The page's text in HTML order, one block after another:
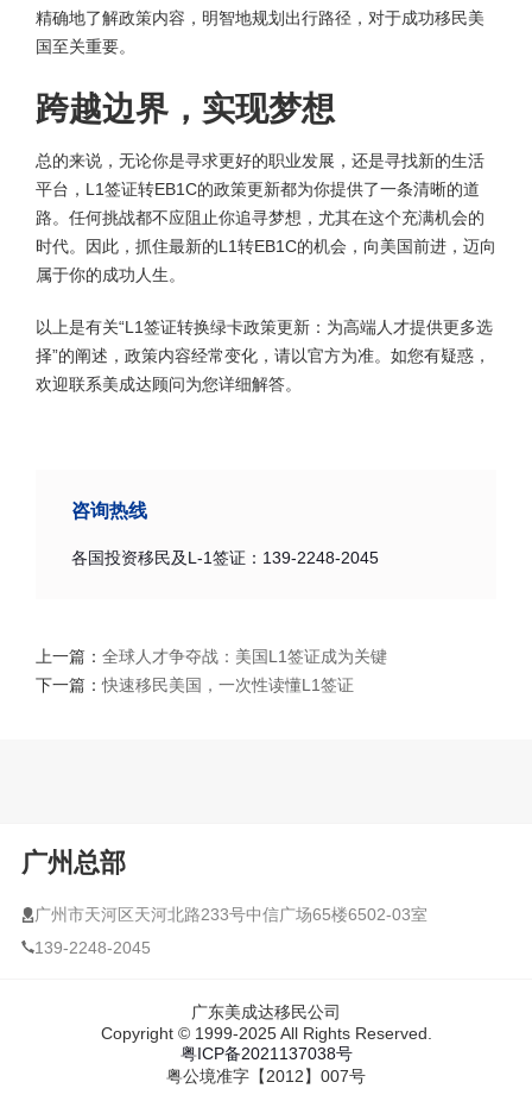
精确地了解政策内容，明智地规划出行路径，对于成功移民美
国至关重要。
跨越边界，实现梦想
总的来说，无论你是寻求更好的职业发展，还是寻找新的生活
平台，L1签证转EB1C的政策更新都为你提供了一条清晰的道
路。任何挑战都不应阻止你追寻梦想，尤其在这个充满机会的
时代。因此，抓住最新的L1转EB1C的机会，向美国前进，迈向
属于你的成功人生。
以上是有关“L1签证转换绿卡政策更新：为高端人才提供更多选
择”的阐述，政策内容经常变化，请以官方为准。如您有疑惑，
欢迎联系美成达顾问为您详细解答。
咨询热线
各国投资移民及L-1签证：139-2248-2045
上一篇： 全球人才争夺战：美国L1签证成为关键
下一篇：快速移民美国，一次性读懂L1签证
广州总部
广州市天河区天河北路233号中信广场65楼6502-03室
139-2248-2045
广东美成达移民公司
Copyright © 1999-2025 All Rights Reserved.
粤ICP备2021137038号
粤公境准字【2012】007号